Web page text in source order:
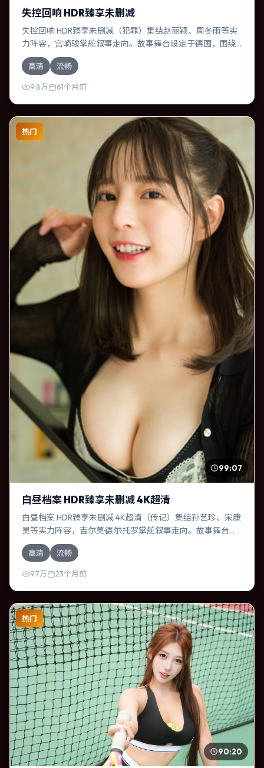
失控回响 HDR臻享未删减
失控回响 HDR臻享未删减（犯罪）集结赵丽颖、周冬雨等实
力阵容，宫崎骏掌舵叙事走向。故事舞台设定于德国，围绕
一次意外选择展开连锁反应；配乐与色彩高度服务于主题，
结尾留白耐人寻味。
高清 流畅
9.8万 61个月前
热门
99:07
白昼档案 HDR臻享未删减 4K超清
白昼档案 HDR臻享未删减 4K超清（传记）集结孙艺珍、宋康
昊等实力阵容，吉尔莫·德尔·托罗掌舵叙事走向。故事舞台设
定于德国，围绕一次意外选择展开连锁反应；配乐与色彩高
度服务于主题，结尾留白耐人寻味。
高清 流畅
9.7万 23个月前
热门
90:20